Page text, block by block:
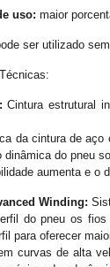
uso: maior
ser utilizado
Cintura estrutural
da cintura de aço
dinâmica do pneu
aumenta e o
Winding:
do pneu os
para oferecer
curvas de alta